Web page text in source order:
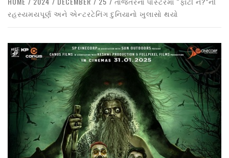
રહસ્યમયપૂર્ણ અને એન્ટરટેનિંગ દુનિયાનો ખુલાસો થયો